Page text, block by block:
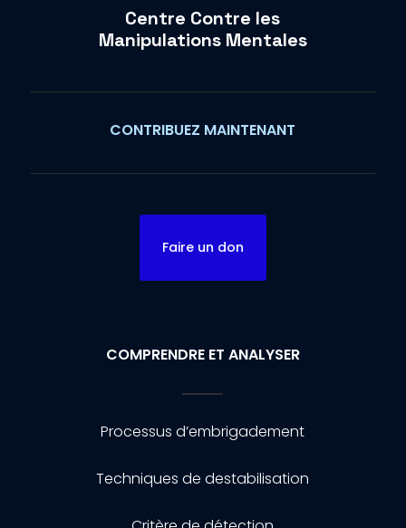
Centre Contre les
Manipulations Mentales
CONTRIBUEZ MAINTENANT
Faire un don
COMPRENDRE ET ANALYSER
Processus d’embrigadement
Techniques de destabilisation